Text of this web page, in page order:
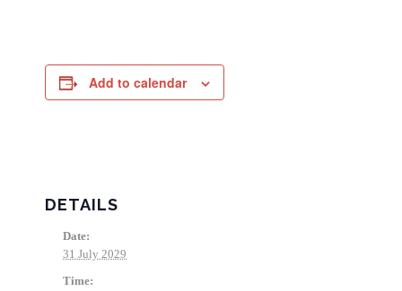
Add to calendar
DETAILS
Date:
31 July 2029
Time: